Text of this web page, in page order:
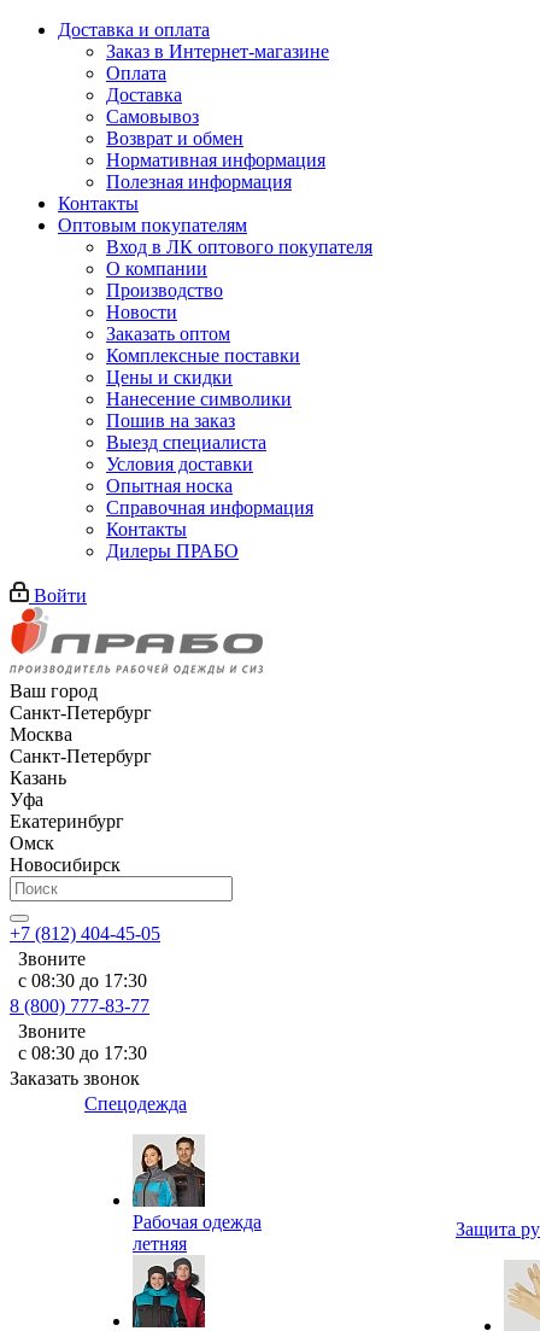
Доставка и оплата
Заказ в Интернет-магазине
Оплата
Доставка
Самовывоз
Возврат и обмен
Нормативная информация
Полезная информация
Контакты
Оптовым покупателям
Вход в ЛК оптового покупателя
О компании
Производство
Новости
Заказать оптом
Комплексные поставки
Цены и скидки
Нанесение символики
Пошив на заказ
Выезд специалиста
Условия доставки
Опытная носка
Справочная информация
Контакты
Дилеры ПРАБО
Войти
Ваш город
Санкт-Петербург
Москва
Санкт-Петербург
Казань
Уфа
Екатеринбург
Омск
Новосибирск
+7 (812) 404-45-05
Звоните
с 08:30 до 17:30
8 (800) 777-83-77
Звоните
с 08:30 до 17:30
Заказать звонок
Спецодежда
Рабочая одежда
летняя
Защита